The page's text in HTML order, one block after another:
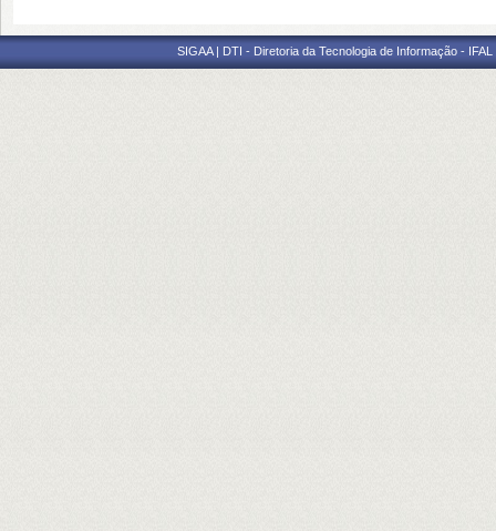
SIGAA | DTI - Diretoria da Tecnologia de Informação -